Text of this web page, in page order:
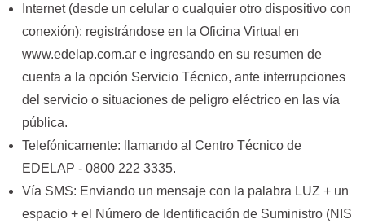
Internet (desde un celular o cualquier otro dispositivo con
conexión): registrándose en la Oficina Virtual en
www.edelap.com.ar e ingresando en su resumen de
cuenta a la opción Servicio Técnico, ante interrupciones
del servicio o situaciones de peligro eléctrico en las vía
pública.
Telefónicamente: llamando al Centro Técnico de
EDELAP - 0800 222 3335.
Vía SMS: Enviando un mensaje con la palabra LUZ + un
espacio + el Número de Identificación de Suministro (NIS